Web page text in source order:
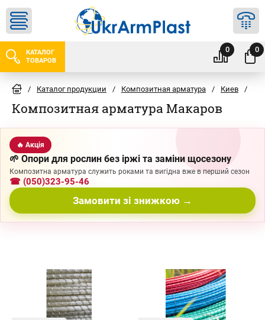
КАТАЛОГ
ТОВАРОВ
0 0
/ Каталог продукции / Композитная арматура / Киев /
Композитная арматура Макаров
🔥 Акція
🌱 Опори для рослин без іржі та заміни щосезону
Композитна арматура служить роками та вигідна вже в перший сезон
☎ (050)323-95-46
Замовити зі знижкою →